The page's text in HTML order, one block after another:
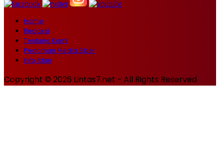
Home
Redaksi
Tentang Kami
Pedoman Media Siber
Info Iklan
Copyright © 2026 Lintas7.net - All Rights Reserved